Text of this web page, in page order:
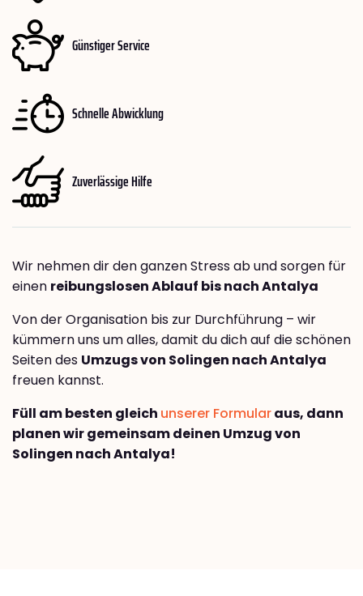
Günstiger Service
Schnelle Abwicklung
Zuverlässige Hilfe
Wir nehmen dir den ganzen Stress ab und sorgen für
einen reibungslosen Ablauf bis nach Antalya
Von der Organisation bis zur Durchführung – wir
kümmern uns um alles, damit du dich auf die schönen
Seiten des Umzugs von Solingen nach Antalya
freuen kannst.
Füll am besten gleich unserer Formularaus, dann
planen wir gemeinsam deinen Umzug von
Solingen nach Antalya!